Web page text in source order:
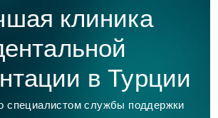
клиника
в Турции
специалистом службы поддержки